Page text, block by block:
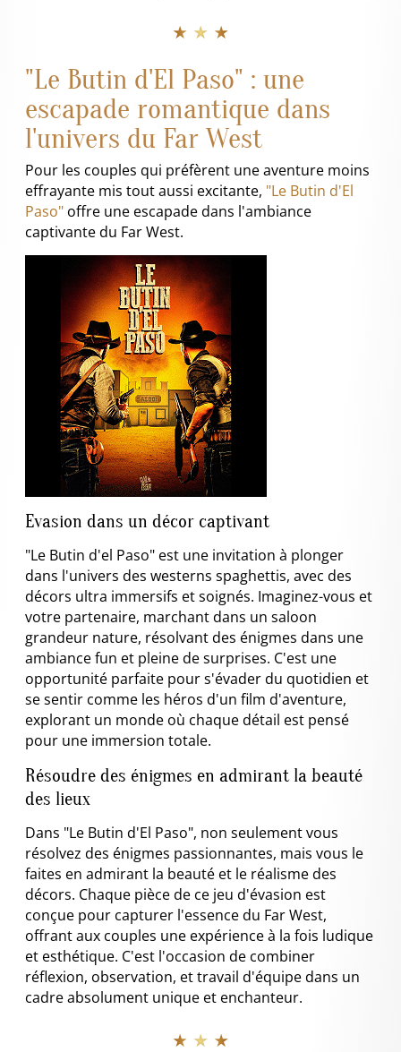
★ ★ ★
"Le Butin d'El Paso" : une
escapade romantique dans
l'univers du Far West
Pour les couples qui préfèrent une aventure moins
effrayante mis tout aussi excitante, "Le Butin d'El
Paso" offre une escapade dans l'ambiance
captivante du Far West.
Evasion dans un décor captivant
"Le Butin d'el Paso" est une invitation à plonger
dans l'univers des westerns spaghettis, avec des
décors ultra immersifs et soignés. Imaginez-vous et
votre partenaire, marchant dans un saloon
grandeur nature, résolvant des énigmes dans une
ambiance fun et pleine de surprises. C'est une
opportunité parfaite pour s'évader du quotidien et
se sentir comme les héros d'un film d'aventure,
explorant un monde où chaque détail est pensé
pour une immersion totale.
Résoudre des énigmes en admirant la beauté
des lieux
Dans "Le Butin d'El Paso", non seulement vous
résolvez des énigmes passionnantes, mais vous le
faites en admirant la beauté et le réalisme des
décors. Chaque pièce de ce jeu d'évasion est
conçue pour capturer l'essence du Far West,
offrant aux couples une expérience à la fois ludique
et esthétique. C'est l'occasion de combiner
réflexion, observation, et travail d'équipe dans un
cadre absolument unique et enchanteur.
★ ★ ★